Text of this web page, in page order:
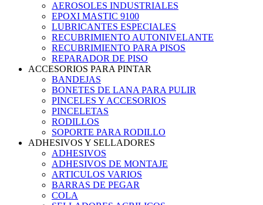
AEROSOLES INDUSTRIALES
EPOXI MASTIC 9100
LUBRICANTES ESPECIALES
RECUBRIMIENTO AUTONIVELANTE
RECUBRIMIENTO PARA PISOS
REPARADOR DE PISO
ACCESORIOS PARA PINTAR
BANDEJAS
BONETES DE LANA PARA PULIR
PINCELES Y ACCESORIOS
PINCELETAS
RODILLOS
SOPORTE PARA RODILLO
ADHESIVOS Y SELLADORES
ADHESIVOS
ADHESIVOS DE MONTAJE
ARTICULOS VARIOS
BARRAS DE PEGAR
COLA